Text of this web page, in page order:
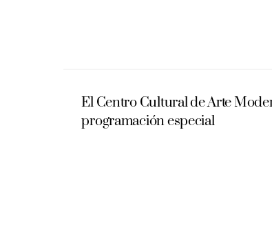
El Centro Cultural de Arte
programación especial